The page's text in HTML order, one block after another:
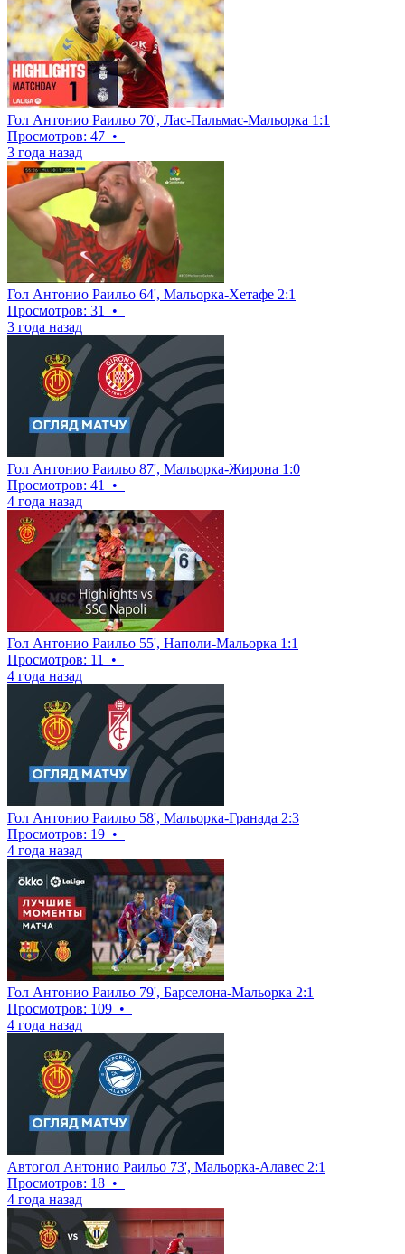
Гол Антонио Раильо 70', Лас-Пальмас-Мальорка 1:1
Просмотров: 47 •
3 года назад
Гол Антонио Раильо 64', Мальорка-Хетафе 2:1
Просмотров: 31
•
3 года назад
Гол Антонио Раильо 87', Мальорка-Жирона 1:0
Просмотров: 41
•
4 года назад
Гол Антонио Раильо 55', Наполи-Мальорка 1:1
Просмотров: 11
•
4 года назад
Гол Антонио Раильо 58', Мальорка-Гранада 2:3
Просмотров: 19 •
4 года назад
Гол Антонио Раильо 79', Барселона-Мальорка 2:1
Просмотров: 109 •
4 года назад
Автогол Антонио Раильо 73', Мальорка-Алавес 2:1
Просмотров: 18 •
4 года назад